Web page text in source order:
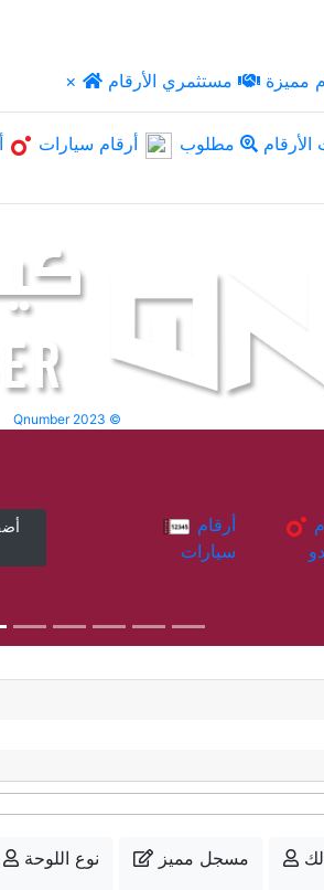
× مميزة مستثمري الأرقام
مطلوب أرقام سيارات
Qnumber 2023 ©
سيارات
نوع اللوحة
مسجل مميز